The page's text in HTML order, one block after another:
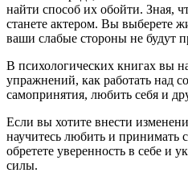
найти способ их обойти. Зная,
станете актером. Вы выберете
ваши слабые стороны не будут
В психологических книгах вы
упражнений, как работать над
самопринятия, любить себя и
Если вы хотите внести
научитесь любить и принимать
обретете уверенность в себе и
силы.